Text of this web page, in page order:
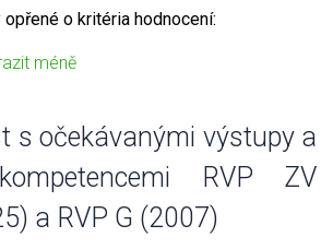
o kritéria hodnocení:
méně
s očekávanými výstupy a
RVP ZV
a RVP G (2007)